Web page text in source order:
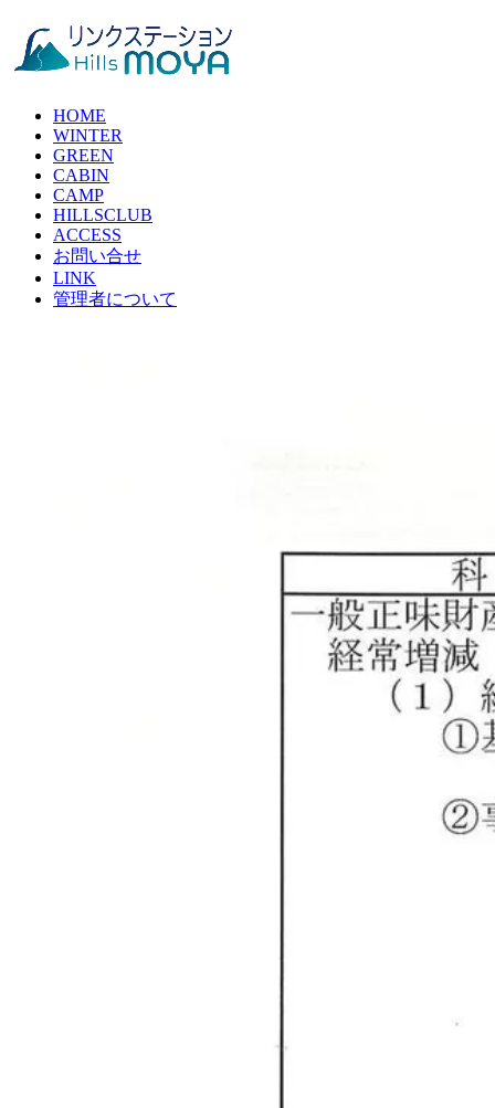
HOME
WINTER
GREEN
CABIN
CAMP
HILLSCLUB
ACCESS
お問い合せ
LINK
管理者について